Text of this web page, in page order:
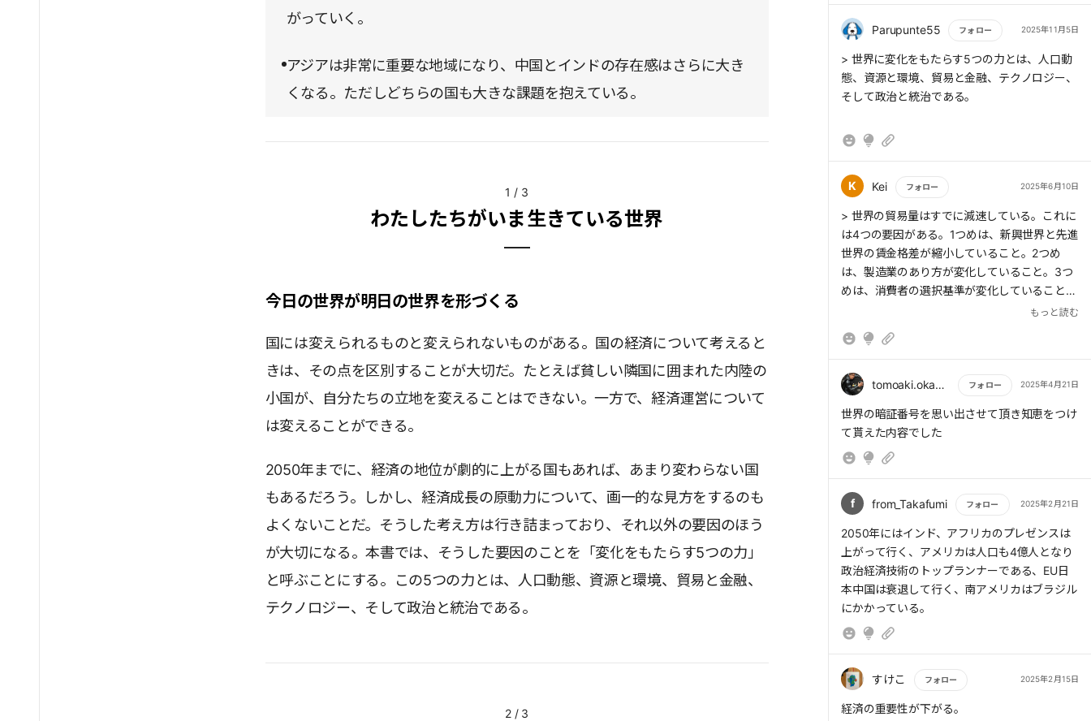
がっていく。
アジアは非常に重要な地域になり、中国とインドの存在感はさらに大き
くなる。ただしどちらの国も大きな課題を抱えている。
1 / 3
わたしたちがいま生きている世界
今日の世界が明日の世界を形づくる
国には変えられるものと変えられないものがある。国の経済について考えると
きは、その点を区別することが大切だ。たとえば貧しい隣国に囲まれた内陸の
小国が、自分たちの立地を変えることはできない。一方で、経済運営について
は変えることができる。
2050年までに、経済の地位が劇的に上がる国もあれば、あまり変わらない国
もあるだろう。しかし、経済成長の原動力について、画一的な見方をするのも
よくないことだ。そうした考え方は行き詰まっており、それ以外の要因のほう
が大切になる。本書では、そうした要因のことを「変化をもたらす5つの力」
と呼ぶことにする。この5つの力とは、人口動態、資源と環境、貿易と金融、
テクノロジー、そして政治と統治である。
2/ 3
・グローバル化は「モノ」から「アイデアと資
金」にシフトする
・テクノロジーが社会課題を解決する
・人類と地球の調和が増す
はさらなる壊滅した未来を迎えるかもしれな
況によって核戦争が勃発したら人類の存続すら
危うい。それらifの条件は加味されていない。
あくまでもこのまま行けばということだと思
えないところで私たちを脅かしている。だから
こそ、少しでもポジティブな未来予想が必要な
のかもしれない。
Parupunte55 フォロー 2025年11月5日
もっと読む
> 世界に変化をもたらす5つの力とは、人口動
態、資源と環境、貿易と金融、テクノロジー、
そして政治と統治である。
K Kei フォロー 2025年6月10日
もっと読む
> 世界の貿易量はすでに減速している。これに
は4つの要因がある。1つめは、新興世界と先進
世界の賃金格差が縮小していること。2つめ
は、製造業のあり方が変化していること。3つ
めは、消費者の選択基準が変化していること。
そして4つめは、購買パターンが財からサービ
もっと読む
tomoaki.okamurat フォロー 2025年4月21日
もっと読む
世界の暗証番号を思い出させて頂き知恵をつけ
て貰えた内容でした
f from_Takafumi フォロー 2025年2月21日
もっと読む
2050年にはインド、アフリカのプレゼンスは
上がって行く、アメリカは人口も4億人となり
政治経済技術のトップランナーである、EU日
本中国は衰退して行く、南アメリカはブラジル
にかかっている。
すけこ フォロー 2025年2月15日
もっと読む
経済の重要性が下がる。